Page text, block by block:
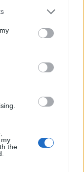
or more Google
You may click to
party tags to
in below Google
the
Τούρκων